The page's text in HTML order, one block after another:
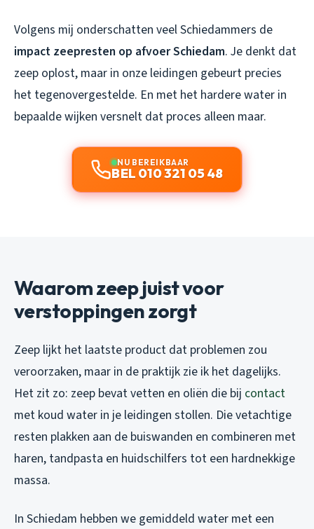
Volgens mij onderschatten veel Schiedammers de
impact zeepresten op afvoer Schiedam. Je denkt dat
zeep oplost, maar in onze leidingen gebeurt precies
het tegenovergestelde. En met het hardere water in
bepaalde wijken versnelt dat proces alleen maar.
NU BEREIKBAAR
BEL 010 321 05 48
Waarom zeep juist voor
verstoppingen zorgt
Zeep lijkt het laatste product dat problemen zou
veroorzaken, maar in de praktijk zie ik het dagelijks.
Het zit zo: zeep bevat vetten en oliën die bij contact
met koud water in je leidingen stollen. Die vetachtige
resten plakken aan de buiswanden en combineren met
haren, tandpasta en huidschilfers tot een hardnekkige
massa.
In Schiedam hebben we gemiddeld water met een